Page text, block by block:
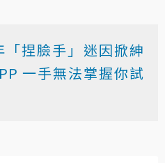
捏臉手」迷因掀紳
一手無法掌握你試